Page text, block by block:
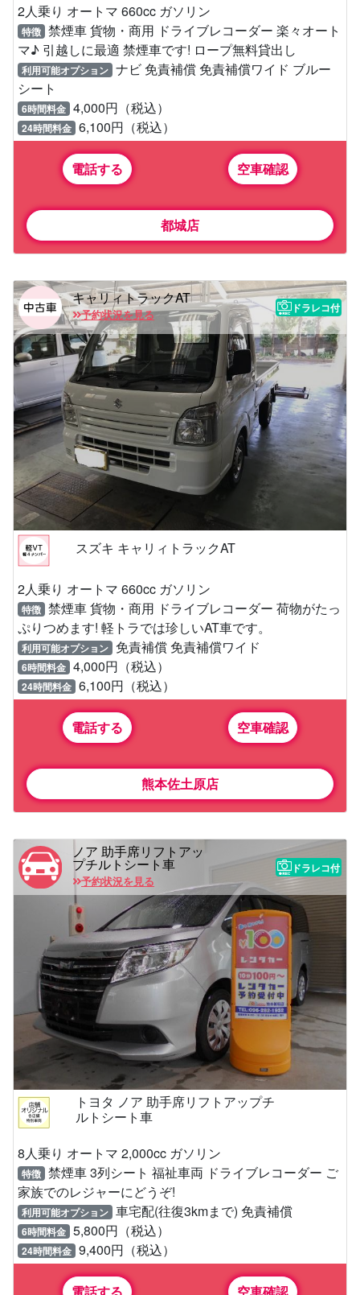
2人乗り オートマ 660cc ガソリン
特徴 禁煙車 貨物・商用 ドライブレコーダー 楽々オート
マ♪ 引越しに最適 禁煙車です! ロープ無料貸出し
利用可能オプション ナビ 免責補償 免責補償ワイド ブルー
シート
6時間料金 4,000円（税込）
24時間料金 6,100円（税込）
電話する 空車確認
都城店
キャリィトラックAT
予約状況を見る
ドラレコ付
スズキ キャリィトラックAT
2人乗り オートマ 660cc ガソリン
特徴 禁煙車 貨物・商用 ドライブレコーダー 荷物がたっ
ぷりつめます! 軽トラでは珍しいAT車です。
利用可能オプション 免責補償 免責補償ワイド
6時間料金 4,000円（税込）
24時間料金 6,100円（税込）
電話する 空車確認
熊本佐土原店
ノア 助手席リフトアッ
プチルトシート車
予約状況を見る
ドラレコ付
トヨタ ノア 助手席リフトアップチ
ルトシート車
8人乗り オートマ 2,000cc ガソリン
特徴 禁煙車 3列シート 福祉車両 ドライブレコーダー ご
家族でのレジャーにどうぞ!
利用可能オプション 車宅配(往復3kmまで) 免責補償
6時間料金 5,800円（税込）
24時間料金 9,400円（税込）